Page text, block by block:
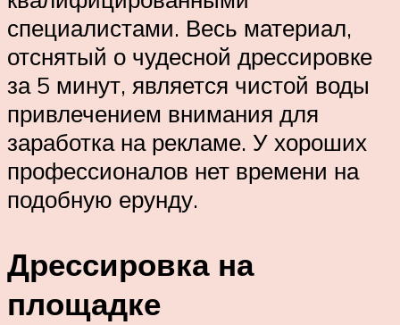
специалистами. Весь материал,
отснятый о чудесной дрессировке
за 5 минут, является чистой воды
привлечением внимания для
заработка на рекламе. У хороших
профессионалов нет времени на
подобную ерунду.
Дрессировка на
площадке